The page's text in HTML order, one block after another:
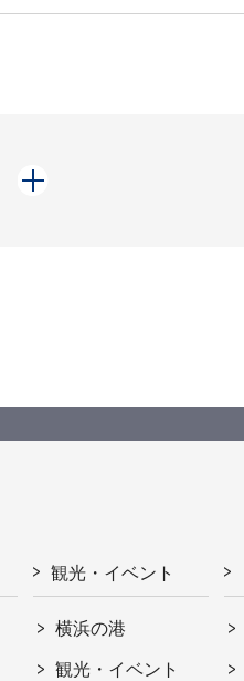
観光・イベント
横浜の港
観光・イベント